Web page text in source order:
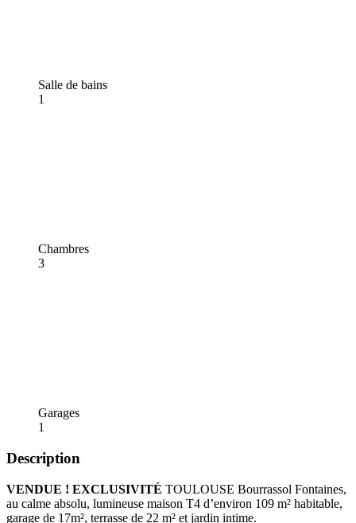
Salle de bains
1
Chambres
3
Garages
1
Description
VENDUE ! EXCLUSIVITÉ TOULOUSE Bourrassol Fontaines,
au calme absolu, lumineuse maison T4 d’environ 109 m² habitable,
garage de 17m², terrasse de 22 m² et jardin intime.